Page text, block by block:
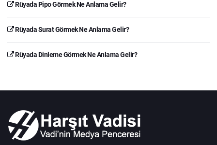
Rüyada Pipo Görmek Ne Anlama Gelir?
Rüyada Surat Görmek Ne Anlama Gelir?
Rüyada Dinleme Görmek Ne Anlama Gelir?